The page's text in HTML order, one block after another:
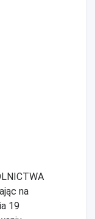
na
19